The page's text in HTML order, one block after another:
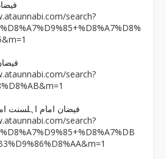
��
search?
��
search?
�� فیضان امام اہلسنت
search?